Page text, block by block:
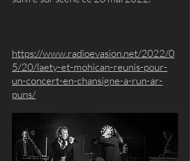
https://www.radioevasion.net/2022/0
5/20/laety-et-mohican-reunis-pour-
un-concert-en-chansigne-a-run-ar-
puns/